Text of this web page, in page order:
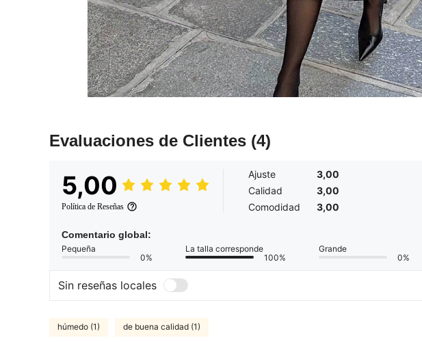
Evaluaciones de Clientes (4)
5,00
Política de Reseñas
Ajuste
3,00
Calidad
3,00
Comodidad
3,00
Comentario global:
Pequeña
0%
La talla corresponde
100%
Grande
0%
Sin reseñas locales
húmedo (1) de buena calidad (1)